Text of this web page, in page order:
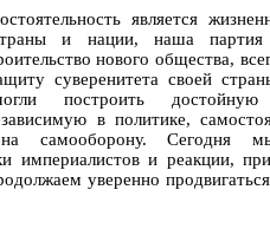
является
и нации, наша
нового общества,
суверенитета своей
построить достойную
в политике,
самооборону. Сегодня
империалистов и реакции,
уверенно